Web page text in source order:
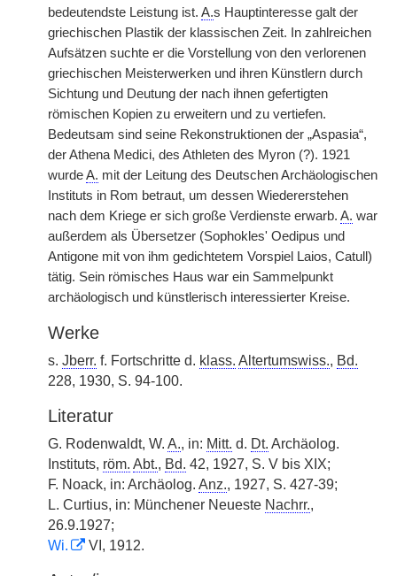
bedeutendste Leistung ist. A.s Hauptinteresse galt der
griechischen Plastik der klassischen Zeit. In zahlreichen
Aufsätzen suchte er die Vorstellung von den verlorenen
griechischen Meisterwerken und ihren Künstlern durch
Sichtung und Deutung der nach ihnen gefertigten
römischen Kopien zu erweitern und zu vertiefen.
Bedeutsam sind seine Rekonstruktionen der „Aspasia“,
der Athena Medici, des Athleten des Myron (?). 1921
wurdeA. mit der Leitung des Deutschen Archäologischen
Instituts in Rom betraut, um dessen Wiedererstehen
nach dem Kriege er sich große Verdienste erwarb. A. war
außerdem als Übersetzer (Sophokles' Oedipus und
Antigone mit von ihm gedichtetem Vorspiel Laios, Catull)
tätig. Sein römisches Haus war ein Sammelpunkt
archäologisch und künstlerisch interessierter Kreise.
Werke
s. Jberr. f. Fortschritte d. klass. Altertumswiss., Bd.
228, 1930, S. 94-100.
Literatur
G. Rodenwaldt, W. A., in: Mitt. d. Dt. Archäolog.
Instituts, röm. Abt., Bd. 42, 1927, S. V bis XIX;
F. Noack, in: Archäolog. Anz., 1927, S. 427-39;
L. Curtius, in: Münchener Neueste Nachrr.,
26.9.1927;
Wi.
VI, 1912.